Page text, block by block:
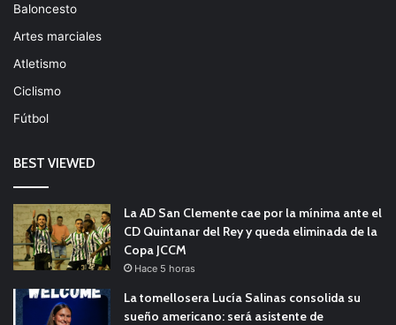
Baloncesto
Artes marciales
Atletismo
Ciclismo
Fútbol
BEST VIEWED
La AD San Clemente cae por la mínima ante el
CD Quintanar del Rey y queda eliminada de la
Copa JCCM
Hace 5 horas
La tomellosera Lucía Salinas consolida su
sueño americano: será asistente de